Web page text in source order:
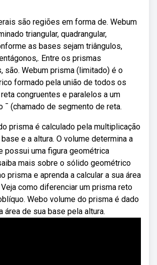
são regiões em forma de. Webum
triangular, quadrangular,
as bases sejam triângulos,
Entre os prismas
são. Webum prisma (limitado) é o
formado pela união de todos os
congruentes e paralelos a um
¯ (chamado de segmento de reta.
prisma é calculado pela multiplicação
e a altura. O volume determina a
possui uma figura geométrica
mais sobre o sólido geométrico
prisma e aprenda a calcular a sua área
como diferenciar um prisma reto
Webo volume do prisma é dado
área de sua base pela altura.